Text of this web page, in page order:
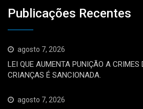
Publicações Recentes
agosto 7, 2026
LEI QUE AUMENTA PUNIÇÃO A CRIMES
CRIANÇAS É SANCIONADA.
agosto 7, 2026